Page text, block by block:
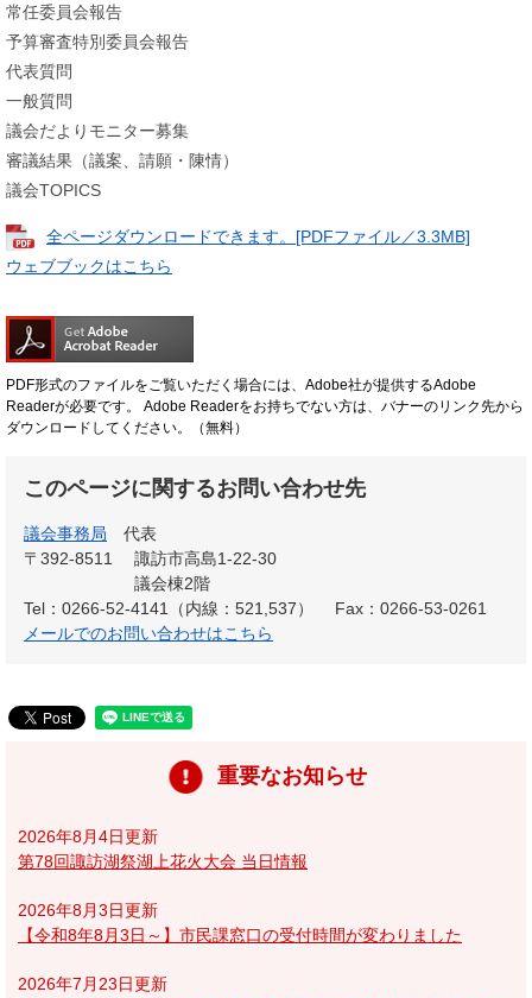
常任委員会報告
予算審査特別委員会報告
代表質問
一般質問
議会だよりモニター募集
審議結果（議案、請願・陳情）
議会TOPICS
全ページダウンロードできます。[PDFファイル／3.3MB]
ウェブブックはこちら
PDF形式のファイルをご覧いただく場合には、Adobe社が提供するAdobe
Readerが必要です。
Adobe Readerをお持ちでない方は、バナーのリンク先から
ダウンロードしてください。（無料）
このページに関するお問い合わせ先
議会事務局
代表
〒392-8511
諏訪市高島1-22-30
議会棟2階
Tel：0266-52-4141（内線：521,537）
Fax：0266-53-0261
メールでのお問い合わせはこちら
重要なお知らせ
2026年8月4日更新
第78回諏訪湖祭湖上花火大会 当日情報
2026年8月3日更新
【令和8年8月3日～】市民課窓口の受付時間が変わりました
2026年7月23日更新